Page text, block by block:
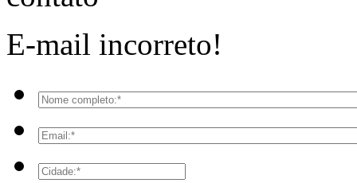
E-mail incorreto!